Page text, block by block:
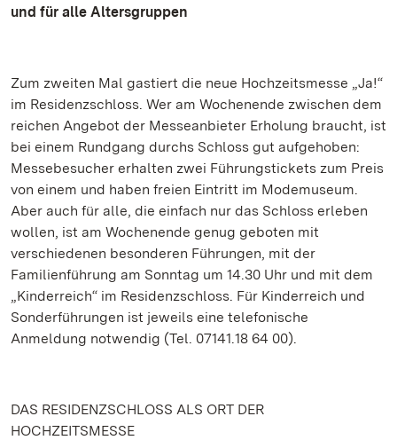
und für alle Altersgruppen
Zum zweiten Mal gastiert die neue Hochzeitsmesse „Ja!“
im Residenzschloss. Wer am Wochenende zwischen dem
reichen Angebot der Messeanbieter Erholung braucht, ist
bei einem Rundgang durchs Schloss gut aufgehoben:
Messebesucher erhalten zwei Führungstickets zum Preis
von einem und haben freien Eintritt im Modemuseum.
Aber auch für alle, die einfach nur das Schloss erleben
wollen, ist am Wochenende genug geboten mit
verschiedenen besonderen Führungen, mit der
Familienführung am Sonntag um 14.30 Uhr und mit dem
„Kinderreich“ im Residenzschloss. Für Kinderreich und
Sonderführungen ist jeweils eine telefonische
Anmeldung notwendig (Tel. 07141.18 64 00).
DAS RESIDENZSCHLOSS ALS ORT DER
HOCHZEITSMESSE